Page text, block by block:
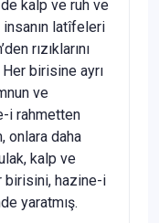
kalp ve ruh ve
latîfeleri
rızıklarını
birisine ayrı
ve
i rahmetten
onlara daha
kalp ve
birisini, hazine-i
yaratmış.